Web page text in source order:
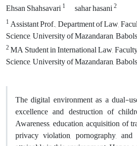
Ehsan Shahsavari1 sahar hasani2
1Assistant Prof., Department of Law,
Science, University of Mazandaran,
2MA Student in International Law,
Science, University of Mazandaran,
The digital environment as a dual-
excellence and destruction of
Awareness, education, acquisition of
privacy violation, pornography,